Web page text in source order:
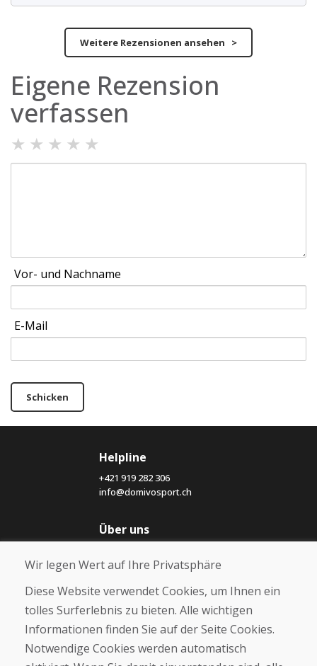
Weitere Rezensionen ansehen >
Eigene Rezension
verfassen
★ ★ ★ ★ ★
Vor- und Nachname
E-Mail
Schicken
Helpline
+421 919 282 306
info@domivosport.ch
Über uns
Über uns
Kontakt
Kaufen
E-Shop
Wir legen Wert auf Ihre Privatsphäre
Diese Website verwendet Cookies, um Ihnen ein
tolles Surferlebnis zu bieten. Alle wichtigen
Informationen finden Sie auf der Seite Cookies.
Notwendige Cookies werden automatisch